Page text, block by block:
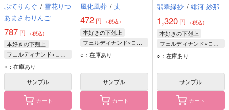
ぷてりんぐ / 雪花りつ
あまさわりんご
787 円 （税込）
本好きの下剋上
フェルディナンド×ローゼマイン
ローゼマイン
フェルディナンド
○：在庫あり
サンプル
カート
風化風葬 / 丈
472 円 （税込）
本好きの下剋上
フェルディナンド×ローゼマイン
ローゼマイン
○：在庫あり
サンプル
カート
翡翠緑抄 / 緋河 紗那
1,320円 （税込）
本好きの下剋上
フェルディナンド×ローゼマイン
フェルディナンド
○：在庫あり
サンプル
カート